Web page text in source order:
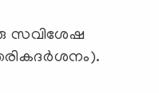
സവിശേഷ